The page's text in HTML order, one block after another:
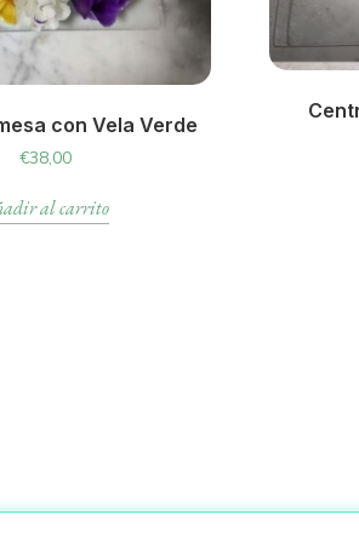
con Vela Verde
€38,00
al carrito